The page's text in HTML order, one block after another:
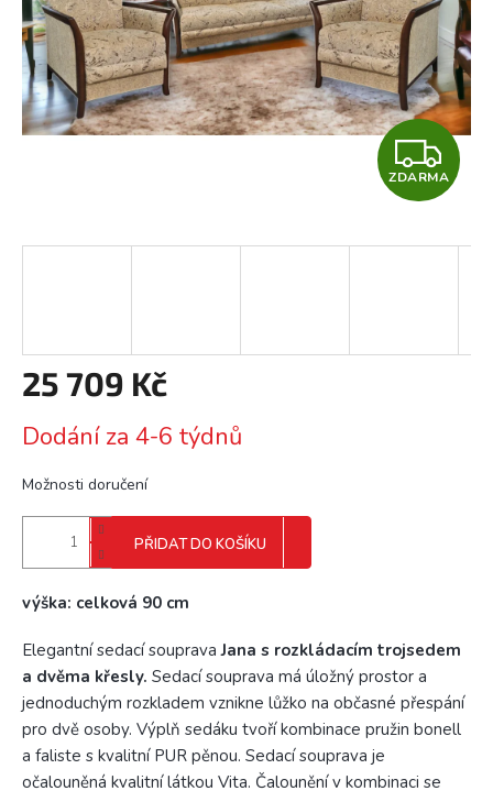
Z
D
A
ZDARMA
25 709 Kč
cena:
Dodání za 4-6 týdnů
Možnosti doručení
PŘIDAT DO KOŠÍKU
výška: celková 90 cm
Elegantní sedací soupravaJana s rozkládacím trojsedem
a dvěma křesly. Sedací souprava má úložný prostor a
jednoduchým rozkladem vznikne lůžko na občasné přespání
pro dvě osoby. Výplň sedáku tvoří kombinace pružin bonell
a faliste s kvalitní PUR pěnou. Sedací souprava je
očalouněná kvalitní látkou Vita. Čalounění v kombinaci se